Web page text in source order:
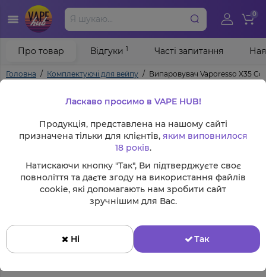
0
Головна Комплектуючі для вейпу Випаровувач Vaporesso X35
Про товар Відгуки 1 Часті запитання
Ласкаво просимо в VAPE HUB!
Продукція, представлена на нашому сайті
призначена тільки для клієнтів, яким виповнилося
18 років.
Натискаючи кнопку "Так", Ви підтверджуєте своє
повноліття та даєте згоду на використання файлів
cookie, які допомагають нам зробити сайт
зручнішим для Вас.
Ні Так